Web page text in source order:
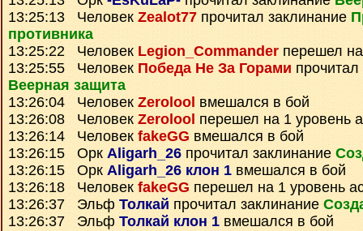
13:25:13 Человек Zealot77 прочитал заклинание
противника
13:25:22 Человек Legion_Commander перешел
13:25:55 Человек Победа Не За Горами
Веерная защита
13:26:04 Человек Zerolool вмешался в бой
13:26:08 Человек Zerolool перешел на 1 уровень
13:26:14 Человек fakeGG вмешался в бой
13:26:15 Орк Aligarh_26 прочитал заклинание
13:26:15 Орк Aligarh_26 клон 1 вмешался в бой
13:26:18 Человек fakeGG перешел на 1 уровень
13:26:37 Эльф Толкай прочитал заклинание
13:26:37 Эльф Толкай клон 1 вмешался в бой